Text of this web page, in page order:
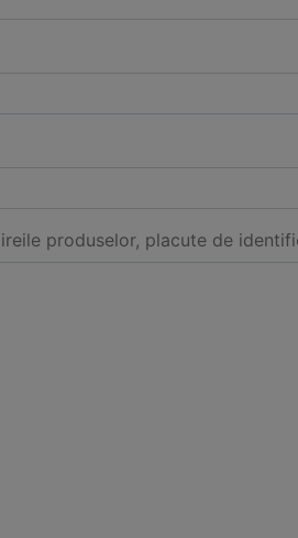
produselor, placute de